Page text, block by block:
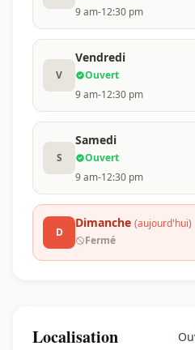
9 am-12:30 pm
V
Vendredi
Ouvert
9 am-12:30 pm
S
Samedi
Ouvert
9 am-12:30 pm
D
Dimanche (aujourd'hui)
Fermé
Localisation